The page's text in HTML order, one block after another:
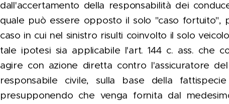
dall'accertamento della responsabilità dei
quale può essere opposto il solo "caso fortuito",
caso in cui nel sinistro risulti coinvolto il solo
tale ipotesi sia applicabile l'art. 144 c. ass. che
agire con azione diretta contro l'assicuratore
responsabile civile, sulla base della
presupponendo che venga fornita dal